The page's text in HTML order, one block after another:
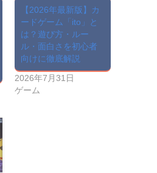
【2026年最新版】カ
ードゲーム「ito」と
は？遊び方・ルー
ル・面白さを初心者
向けに徹底解説
2026年7月31日
ゲーム